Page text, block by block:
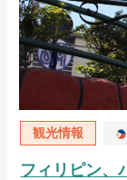
観光情報
フィリピン、